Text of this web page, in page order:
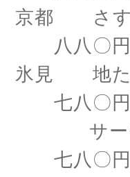
京都
八八〇円
氷見
七八〇円
サ
七八〇円